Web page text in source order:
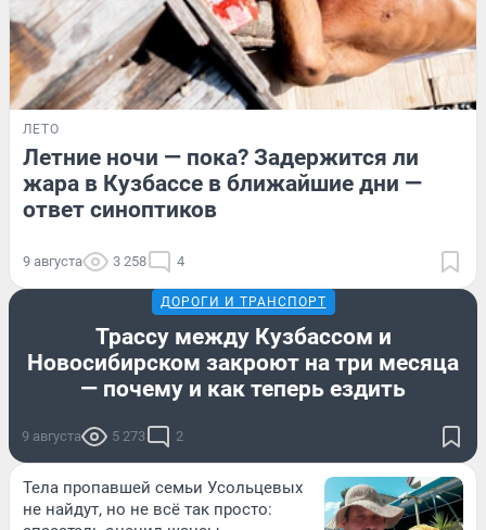
ЛЕТО
Летние ночи — пока? Задержится ли
жара в Кузбассе в ближайшие дни —
ответ синоптиков
9 августа 3 258 4
ДОРОГИ И ТРАНСПОРТ
Трассу между Кузбассом и
Новосибирском закроют на три месяца
— почему и как теперь ездить
9 августа 5 273 2
Тела пропавшей семьи Усольцевых
не найдут, но не всё так просто: